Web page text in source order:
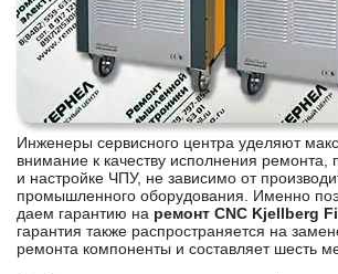
Инженеры сервисного центра уделяют
внимание к качеству исполнения ремонта,
и настройке ЧПУ, не зависимо от
промышленного оборудования. Именно
даем гарантию на ремонт CNC Kjellberg
гарантия также распространяется на
ремонта компоненты и составляет шесть